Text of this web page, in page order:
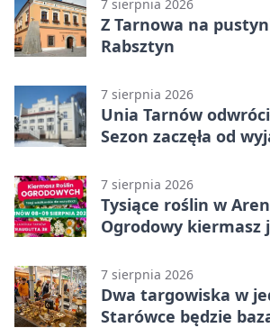
7 sierpnia 2026
Z Tarnowa na
Rabsztyn
7 sierpnia 2026
Unia Tarnów
Sezon zaczęła od
7 sierpnia 2026
Tysiące roślin w
Ogrodowy kiermasz
7 sierpnia 2026
Dwa targowiska w
Starówce będzie